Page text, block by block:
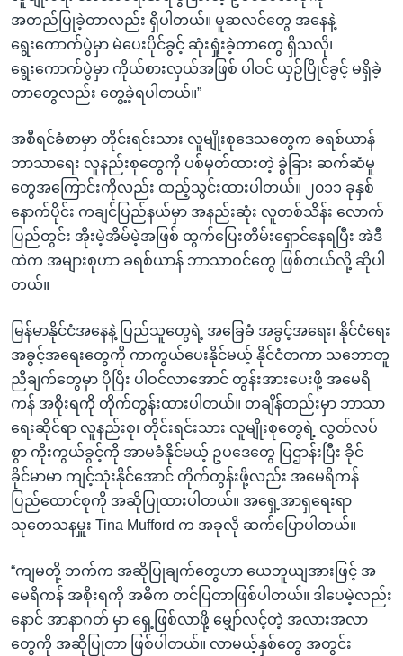
အတည်ပြုခဲ့တာလည်း ရှိပါတယ်။ မူဆလင်တွေ အနေနဲ့
ရွေးကောက်ပွဲမှာ မဲပေးပိုင်ခွင့် ဆုံးရှုံးခဲ့တာတွေ ရှိသလို၊
ရွေးကောက်ပွဲမှာ ကိုယ်စားလှယ်အဖြစ် ပါဝင် ယှဉ်ပြိုင်ခွင့် မရှိခဲ့
တာတွေလည်း တွေ့ခဲ့ရပါတယ်။”
အစီရင်ခံစာမှာ တိုင်းရင်းသား လူမျိုးစုဒေသတွေက ခရစ်ယာန်
ဘာသာရေး လူနည်းစုတွေကို ပစ်မှတ်ထားတဲ့ ခွဲခြား ဆက်ဆံမှု
တွေအကြောင်းကိုလည်း ထည့်သွင်းထားပါတယ်။ ၂၀၁၁ ခုနှစ်
နောက်ပိုင်း ကချင်ပြည်နယ်မှာ အနည်းဆုံး လူတစ်သိန်း လောက်
ပြည်တွင်း အိုးမဲ့အိမ်မဲ့အဖြစ် ထွက်ပြေးတိမ်းရှောင်နေရပြီး အဲဒီ
ထဲက အများစုဟာ ခရစ်ယာန် ဘာသာဝင်တွေ ဖြစ်တယ်လို့ ဆိုပါ
တယ်။
မြန်မာနိုင်ငံအနေနဲ့ ပြည်သူတွေရဲ့ အခြေခံ အခွင့်အရေး၊ နိုင်ငံရေး
အခွင့်အရေးတွေကို ကာကွယ်ပေးနိုင်မယ့် နိုင်ငံတကာ သဘောတူ
ညီချက်တွေမှာ ပိုပြီး ပါဝင်လာအောင် တွန်းအားပေးဖို့ အမေရိ
ကန် အစိုးရကို တိုက်တွန်းထားပါတယ်။ တချိန်တည်းမှာ ဘာသာ
ရေးဆိုင်ရာ လူနည်းစု၊ တိုင်းရင်းသား လူမျိုးစုတွေရဲ့ လွတ်လပ်
စွာ ကိုးကွယ်ခွင့်ကို အာမခံနိုင်မယ့် ဥပဒေတွေ ပြဌာန်းပြီး ခိုင်
ခိုင်မာမာ ကျင့်သုံးနိုင်အောင် တိုက်တွန်းဖို့လည်း အမေရိကန်
ပြည်ထောင်စုကို အဆိုပြုထားပါတယ်။ အရှေ့အာရှရေးရာ
သုတေသနမှူး Tina Mufford က အခုလို ဆက်ပြောပါတယ်။
“ကျမတို့ ဘက်က အဆိုပြုချက်တွေဟာ ယေဘူယျအားဖြင့် အ
မေရိကန် အစိုးရကို အဓိက တင်ပြတာဖြစ်ပါတယ်။ ဒါပေမဲ့လည်း
နောင် အာနာဂတ် မှာ ရှေ့ဖြစ်လာဖို့ မျှော်လင့်တဲ့ အလားအလာ
တွေကို အဆိုပြုတာ ဖြစ်ပါတယ်။ လာမယ့်နှစ်တွေ အတွင်း